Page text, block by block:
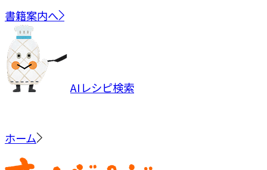
書籍案内へ
AIレシピ検索
ホーム